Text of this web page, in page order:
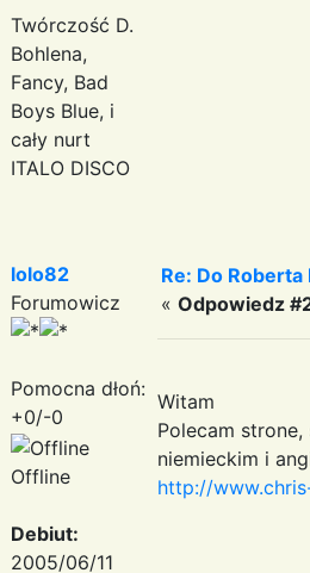
Twórczość D.
Bohlena,
Fancy, Bad
Boys Blue, i
cały nurt
ITALO DISCO
lolo82
Forumowicz
Pomocna dłoń:
+0/-0
Offline
Debiut:
2005/06/11
Re: Do
« Odpowiedz
Witam
Polecam
niemieckim i
http://